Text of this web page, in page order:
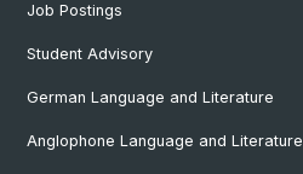
Job Postings
Student Advisory
German Language and Literature
Anglophone Language and Literature